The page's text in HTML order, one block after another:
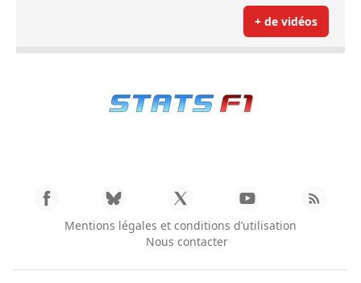
+ de vidéos
Mentions légales et conditions d’utilisation
Nous contacter